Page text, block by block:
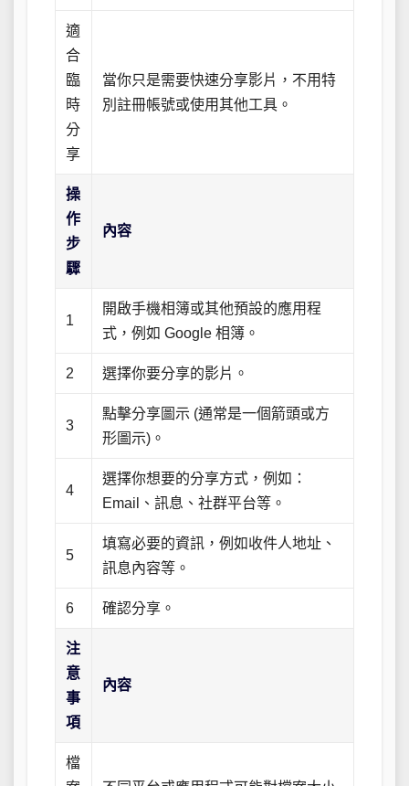
適
合
臨
時
分
享
當你只是需要快速分享影片，不用特
別註冊帳號或使用其他工具。
操
作
步
驟
內容
1
開啟手機相簿或其他預設的應用程
式，例如 Google 相簿。
2 選擇你要分享的影片。
3
點擊分享圖示 (通常是一個箭頭或方
形圖示)。
4
選擇你想要的分享方式，例如：
Email、訊息、社群平台等。
5
填寫必要的資訊，例如收件人地址、
訊息內容等。
6 確認分享。
注
意
事
項
內容
檔